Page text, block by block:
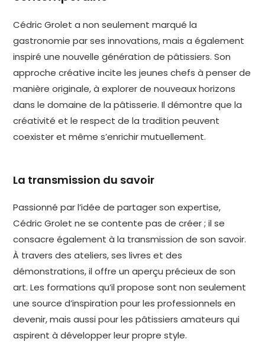
Cédric Grolet a non seulement marqué la
gastronomie par ses innovations, mais a également
inspiré une nouvelle génération de pâtissiers. Son
approche créative incite les jeunes chefs à penser de
manière originale, à explorer de nouveaux horizons
dans le domaine de la pâtisserie. Il démontre que la
créativité et le respect de la tradition peuvent
coexister et même s’enrichir mutuellement.
La transmission du savoir
Passionné par l’idée de partager son expertise,
Cédric Grolet ne se contente pas de créer ; il se
consacre également à la transmission de son savoir.
À travers des ateliers, ses livres et des
démonstrations, il offre un aperçu précieux de son
art. Les formations qu’il propose sont non seulement
une source d’inspiration pour les professionnels en
devenir, mais aussi pour les pâtissiers amateurs qui
aspirent à développer leur propre style.